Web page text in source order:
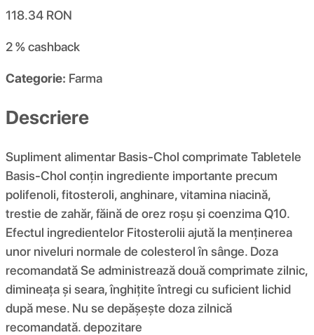
118.34 RON
2 %cashback
Categorie: Farma
Descriere
Supliment alimentar Basis-Chol comprimate Tabletele
Basis-Chol conțin ingrediente importante precum
polifenoli, fitosteroli, anghinare, vitamina niacină,
trestie de zahăr, făină de orez roșu și coenzima Q10.
Efectul ingredientelor Fitosterolii ajută la menținerea
unor niveluri normale de colesterol în sânge. Doza
recomandată Se administrează două comprimate zilnic,
dimineața și seara, înghițite întregi cu suficient lichid
după mese. Nu se depășește doza zilnică
recomandată. depozitare